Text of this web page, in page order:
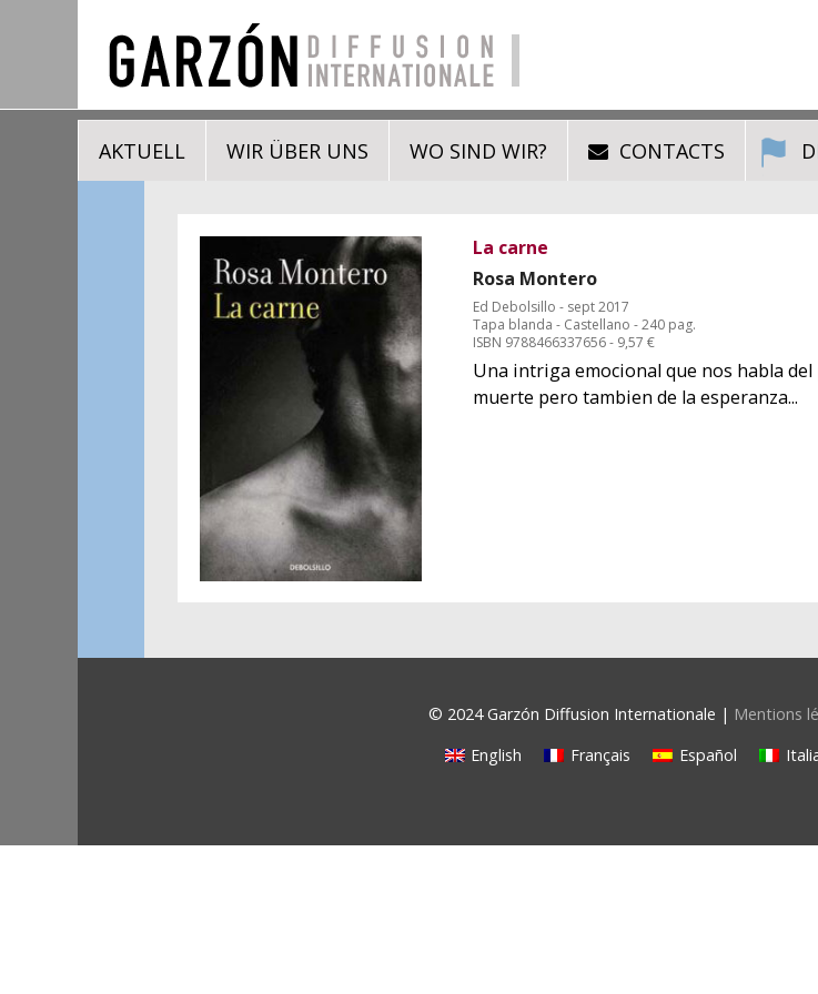
AKTUELL WIR ÜBER UNS WO SIND WIR? CONTACTS
La carne
Rosa Montero
Ed Debolsillo - sept 2017
Tapa blanda - Castellano - 240 pag.
ISBN 9788466337656 - 9,57 €
Una intriga emocional que nos habla
muerte pero tambien de la esperanza...
© 2024 Garzón Diffusion Internationale | Mentions
English
Français Español